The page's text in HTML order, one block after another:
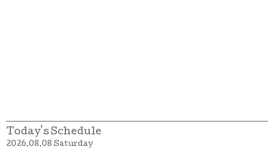
Today's Schedule
2026.08.08 Saturday